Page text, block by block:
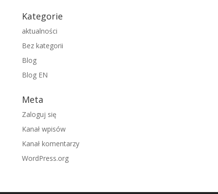
Kategorie
aktualności
Bez kategorii
Blog
Blog EN
Meta
Zaloguj się
Kanał wpisów
Kanał komentarzy
WordPress.org